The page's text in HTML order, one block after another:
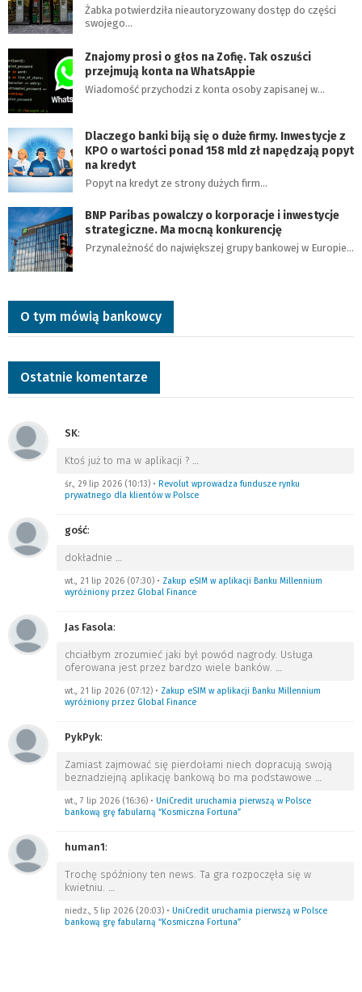
Żabka potwierdziła nieautoryzowany dostęp do części
swojego…
Znajomy prosi o głos na Zofię. Tak oszuści
przejmują konta na WhatsAppie
Wiadomość przychodzi z konta osoby zapisanej w…
Dlaczego banki biją się o duże firmy. Inwestycje z
KPO o wartości ponad 158 mld zł napędzają popyt
na kredyt
Popyt na kredyt ze strony dużych firm…
BNP Paribas powalczy o korporacje i inwestycje
strategiczne. Ma mocną konkurencję
Przynależność do największej grupy bankowej w Europie…
O tym mówią bankowcy
Ostatnie komentarze
SK:
Ktoś już to ma w aplikacji ? …
śr., 29 lip 2026 (10:13) • Revolut wprowadza fundusze rynku
prywatnego dla klientów w Polsce
gość:
dokładnie …
wt., 21 lip 2026 (07:30) • Zakup eSIM w aplikacji Banku Millennium
wyróżniony przez Global Finance
Jas Fasola:
chciałbym zrozumieć jaki był powód nagrody. Usługa
oferowana jest przez bardzo wiele banków. …
wt., 21 lip 2026 (07:12) • Zakup eSIM w aplikacji Banku Millennium
wyróżniony przez Global Finance
PykPyk:
Zamiast zajmować się pierdołami niech dopracują swoją
beznadziejną aplikację bankową bo ma podstawowe …
wt., 7 lip 2026 (16:36) • UniCredit uruchamia pierwszą w Polsce
bankową grę fabularną “Kosmiczna Fortuna”
human1:
Trochę spóźniony ten news. Ta gra rozpoczęła się w
kwietniu. …
niedz., 5 lip 2026 (20:03) • UniCredit uruchamia pierwszą w Polsce
bankową grę fabularną “Kosmiczna Fortuna”